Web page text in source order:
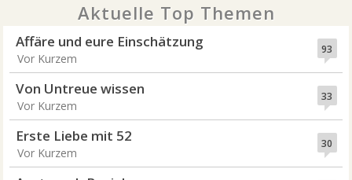
Aktuelle Top Themen
93
Affäre und eure Einschätzung
Vor Kurzem
33
Von Untreue wissen
Vor Kurzem
30
Erste Liebe mit 52
Vor Kurzem